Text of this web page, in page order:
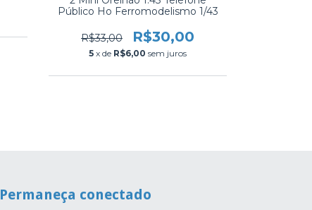
Público Ho Ferromodelismo 1/43
R$33,00 R$30,00
5 x de R$6,00 sem juros
Permaneça conectado